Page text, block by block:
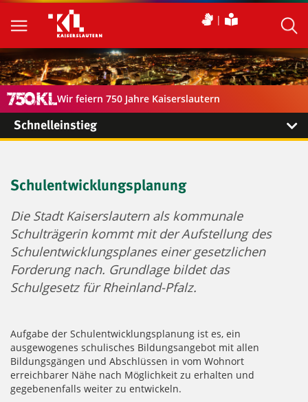
Wir feiern 750 Jahre Kaiserslautern
Schnelleinstieg
Schulentwicklungsplanung
Die Stadt Kaiserslautern als kommunale
Schulträgerin kommt mit der Aufstellung des
Schulentwicklungsplanes einer gesetzlichen
Forderung nach. Grundlage bildet das
Schulgesetz für Rheinland-Pfalz.
Aufgabe der Schulentwicklungsplanung ist es, ein
ausgewogenes schulisches Bildungsangebot mit allen
Bildungsgängen und Abschlüssen in vom Wohnort
erreichbarer Nähe nach Möglichkeit zu erhalten und
gegebenenfalls weiter zu entwickeln.